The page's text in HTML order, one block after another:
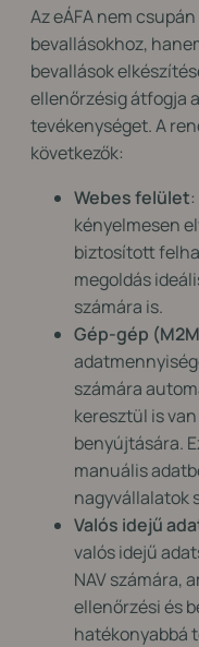
Az eÁFA nem
bevallásokhoz,
bevallások
ellenőrzésig átfogja
tevékenységet. A
következők:
Webes felület
kényelmesen
biztosított
megoldás
számára is.
Gép-gép
számára
keresztül is
benyújtására.
manuális
nagyvállalatok
Valós idejű
valós idejű
NAV számára,
ellenőrzési és
hatékonyabbá